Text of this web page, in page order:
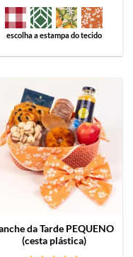
escolha a estampa do tecido
da Tarde PEQUENO
(cesta plástica)